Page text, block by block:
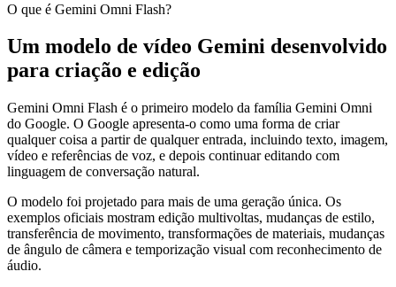
O que é Gemini Omni Flash?
Um modelo de vídeo Gemini desenvolvido
para criação e edição
Gemini Omni Flash é o primeiro modelo da família Gemini Omni
do Google. O Google apresenta-o como uma forma de criar
qualquer coisa a partir de qualquer entrada, incluindo texto, imagem,
vídeo e referências de voz, e depois continuar editando com
linguagem de conversação natural.
O modelo foi projetado para mais de uma geração única. Os
exemplos oficiais mostram edição multivoltas, mudanças de estilo,
transferência de movimento, transformações de materiais, mudanças
de ângulo de câmera e temporização visual com reconhecimento de
áudio.